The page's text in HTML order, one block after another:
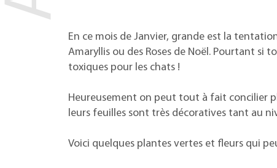
En ce mois de Janvier, grande est la
Amaryllis ou des Roses de Noël. Pourtant si
toxiques pour les chats !
Heureusement on peut tout à fait concilier
leurs feuilles sont très décoratives tant au
Voici quelques plantes vertes et fleurs qui